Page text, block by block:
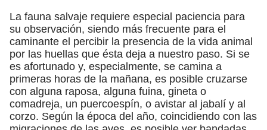
La fauna salvaje requiere especial paciencia para
su observación, siendo más frecuente para el
caminante el percibir la presencia de la vida animal
por las huellas que ésta deja a nuestro paso. Si se
es afortunado y, especialmente, se camina a
primeras horas de la mañana, es posible cruzarse
con alguna raposa, alguna fuina, gineta o
comadreja, un puercoespín, o avistar al jabalí y al
corzo. Según la época del año, coincidiendo con las